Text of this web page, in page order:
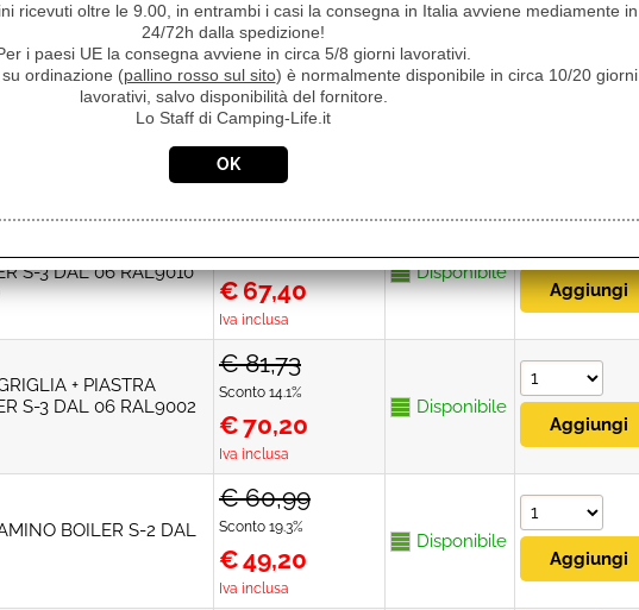
PER BOILER ATT.
114 70142.05 + KIT
COMBI
€ 63,10
Iva inclusa
Disponibile
Prezzo
S-3 DAL 06 RAL9010
€ 81,73
Sconto 17.5%
€67,40
Iva inclusa
Disponibile
+ PIASTRA
S-3 DAL 06 RAL9002
€ 81,73
Sconto 14.1%
€70,20
Iva inclusa
Disponibile
BOILER S-2 DAL
€ 60,99
Sconto 19.3%
€49,20
Iva inclusa
Disponibile
ricevuti oltre le 9.00, in entrambi i casi la consegna in Italia avviene mediamente in
24/72h dalla spedizione!
i paesi UE la consegna avviene in circa 5/8 giorni lavorativi.
ordinazione (pallino rosso sul sito) è normalmente disponibile in circa 10/20 giorni
lavorativi, salvo disponibilità del fornitore.
Lo Staff di Camping-Life.it